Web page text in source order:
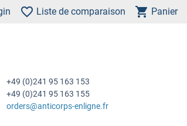
Liste de comparaison Panier
+49 (0)241 95 163 153
+49 (0)241 95 163 155
orders@anticorps-enligne.fr